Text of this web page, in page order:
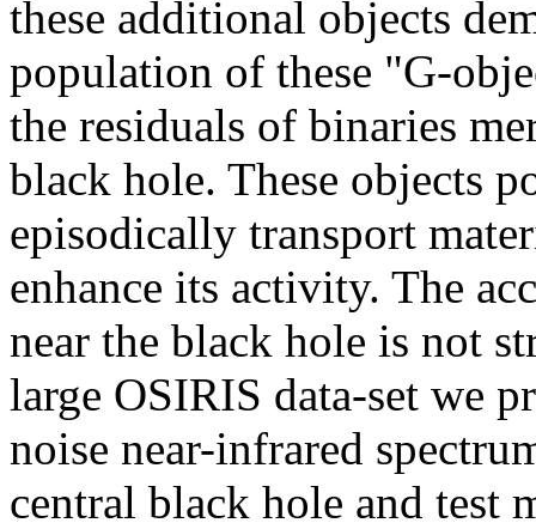
these additional objects
population of these "G-
the residuals of binaries
black hole. These objects
episodically transport
enhance its activity. The
near the black hole is not
large OSIRIS data-set we
noise near-infrared
central black hole and test